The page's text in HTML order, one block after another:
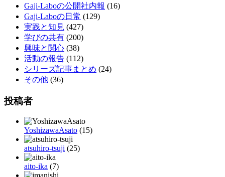
Gaji-Laboの公開社内報 (16)
Gaji-Laboの日常 (129)
実践と知見 (427)
学びの共有 (200)
興味と関心 (38)
活動の報告 (112)
シリーズ記事まとめ (24)
その他 (36)
投稿者
YoshizawaAsato (15)
atsuhiro-tsuji (25)
aito-ika (7)